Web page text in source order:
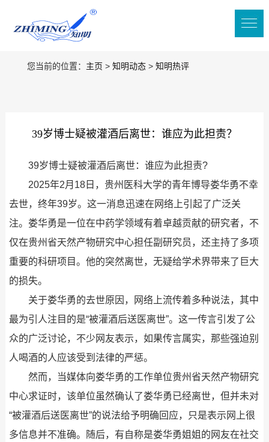
您当前的位置： 主页 > 知明动态> 知明热评
39岁博士疑被灌酒后离世：谁应为此担责？
39岁博士疑被灌酒后离世：谁应为此担责?
2025年2月18日，贵州医科大学的青年博导娄华勇不幸
去世，终年39岁。这一消息迅速在网络上引起了广泛关
注。娄华勇是一位在中药学领域有着卓越贡献的研究者，不
仅在贵州省天然产物研究中心担任副研究员，还主持了多项
重要的科研项目。他的突然离世，无疑给学术界带来了巨大
的损失。
关于娄华勇的去世原因，网络上流传着多种说法，其中
最为引人注目的是“被灌酒后送医离世”。这一传言引发了公
众的广泛讨论，不少网友表示，如果传言属实，那些强迫别
人喝酒的人应该受到法律的严惩。
然而，当媒体向娄华勇的工作单位贵州省天然产物研究
中心求证时，该单位虽然确认了娄华勇已经离世，但并未对
“被灌酒后送医离世”的说法给予明确回应，只是表示网上很
多信息并不准确。随后，有自称是娄华勇姐姐的网友在社交